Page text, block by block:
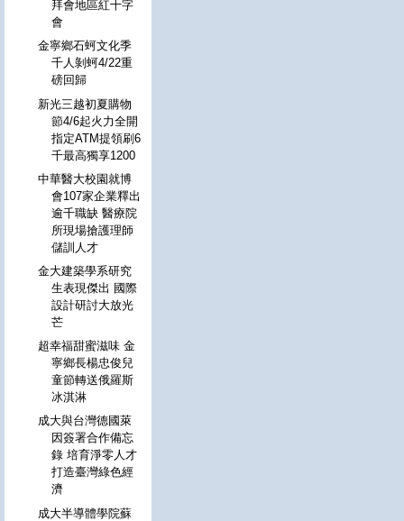
拜會地區紅十字
會
金寧鄉石蚵文化季
千人剝蚵4/22重
磅回歸
新光三越初夏購物
節4/6起火力全開
指定ATM提領刷6
千最高獨享1200
中華醫大校園就博
會107家企業釋出
逾千職缺 醫療院
所現場搶護理師
儲訓人才
金大建築學系研究
生表現傑出 國際
設計研討大放光
芒
超幸福甜蜜滋味 金
寧鄉長楊忠俊兒
童節轉送俄羅斯
冰淇淋
成大與台灣德國萊
因簽署合作備忘
錄 培育淨零人才
打造臺灣綠色經
濟
成大半導體學院蘇